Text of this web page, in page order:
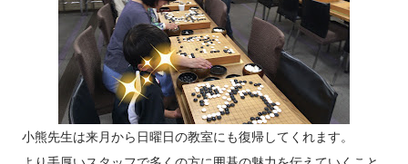
小熊先生は来月から日曜日の教室にも復帰してくれます。